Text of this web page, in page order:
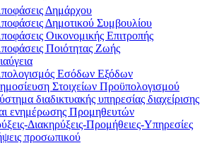
Δημάρχου
Δημοτικού Συμβουλίου
Οικονομικής Επιτροπής
Ποιότητας Ζωής
Εσόδων Εξόδων
Στοιχείων Προϋπολογισμού
διαδικτυακής υπηρεσίας διαχείρισης
ενημέρωσης Προμηθευτών
Διακηρύξεις-Προμήθειες-Υπηρεσίες
προσωπικού